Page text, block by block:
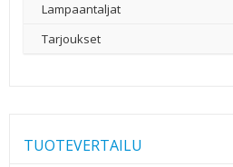
Lampaantaljat
Tarjoukset
TUOTEVERTAILU